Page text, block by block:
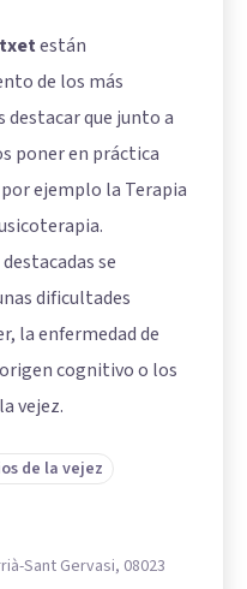
están
de los más
destacar que junto a
poner en práctica
ejemplo la Terapia
se
dificultades
la enfermedad de
cognitivo o los
vejez.
de la vejez
Sant Gervasi, 08023